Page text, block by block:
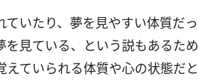
いたり、夢を見やすい体質だ
を見ている、という説もあるた
ていられる体質や心の状態だ